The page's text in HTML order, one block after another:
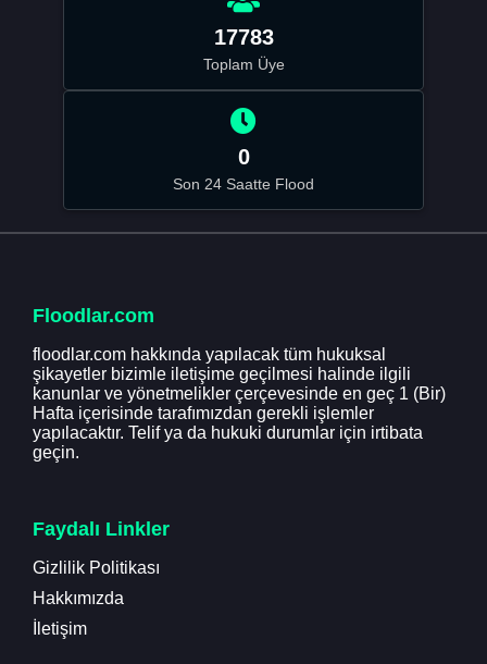
17783
Toplam Üye
0
Son 24 Saatte Flood
Floodlar.com
floodlar.com hakkında yapılacak tüm hukuksal
şikayetler bizimle iletişime geçilmesi halinde ilgili
kanunlar ve yönetmelikler çerçevesinde en geç 1 (Bir)
Hafta içerisinde tarafımızdan gerekli işlemler
yapılacaktır. Telif ya da hukuki durumlar için irtibata
geçin.
Faydalı Linkler
Gizlilik Politikası
Hakkımızda
İletişim